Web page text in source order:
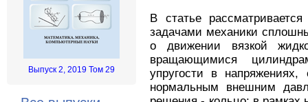
Выпуск 2, 2019 Том 29
В статье
задачами механики
о движении вязкой
вращающимися
упругости в
нормальным внешним